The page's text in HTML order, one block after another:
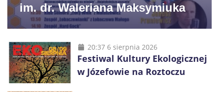
im. dr. Waleriana Maksymiuka
20:37 6 sierpnia 2026
Festiwal Kultury Ekologicznej
w Józefowie na Roztoczu